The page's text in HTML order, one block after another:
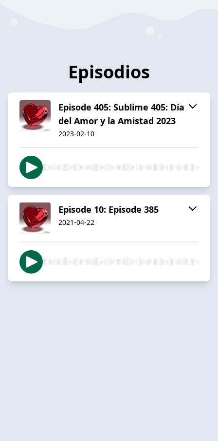
Episodios
Episode 405: Sublime 405: Día
del Amor y la Amistad 2023
2023-02-10
Episode 10: Episode 385
2021-04-22